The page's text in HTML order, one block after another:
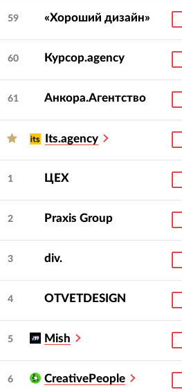
59 «Хороший дизайн»
60 Курсор.agency
61 Анкора.Агентство
Its.agency
1 ЦЕХ
2 Praxis Group
3 div.
4 OTVETDESIGN
5 Mish
6 CreativePeople
197